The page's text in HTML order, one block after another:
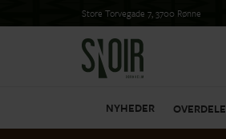
Store Torvegade 7, 3700 Rønne
NYHEDER OVERDELE